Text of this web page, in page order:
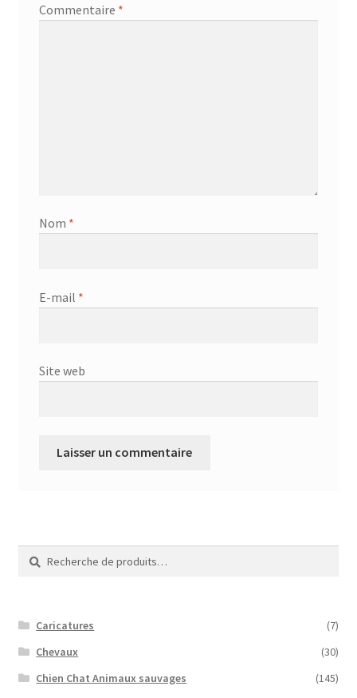
Commentaire *
Nom *
E-mail *
Site web
Recherche
pour :
Recherche
Caricatures
(7)
Chevaux
(30)
Chien Chat Animaux sauvages
(145)